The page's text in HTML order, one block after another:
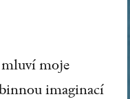
moje
imaginací